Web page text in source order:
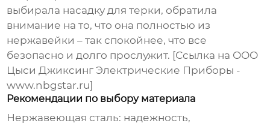
выбирала насадку для терки, обратила
внимание на то, что она полностью из
нержавейки – так спокойнее, что все
безопасно и долго прослужит. [Ссылка на ООО
Цыси Джиксинг Электрические Приборы -
www.nbgstar.ru]
Рекомендации по выбору материала
Нержавеющая сталь: надежность,